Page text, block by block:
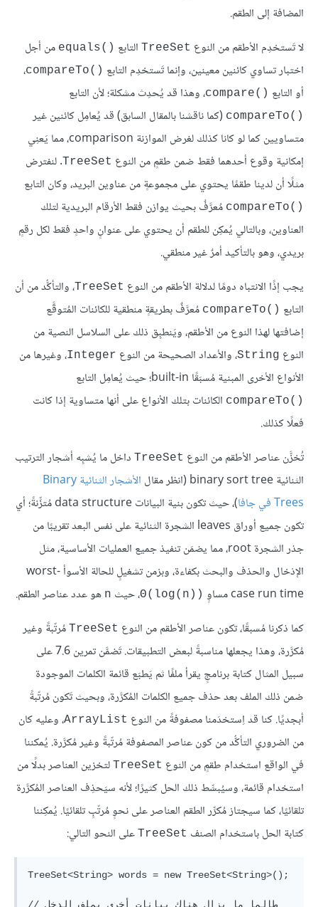
المضافة إلى الطقم.
لا تَستخدِم الأطقم من النوع TreeSet التابع equals()‎ من أجل
اختبار تساوي كائنين معينين، وإنما تَستخدِم التابع compareTo()‎،
أو التابع compare()‎، وهذا قد يُحدِث مشكلة؛ لأن التابع
compareTo()‎ (كما ناقشنا بالمقال السابق) قد يُعامِل كائنين غير
متساويين كما لو كانا كذلك لغرض الموازنة comparison، مما يَعنِي
إمكانية وقوع أحدهما فقط ضمن طقمٍ من النوع TreeSet. لنفترض
مثلًا أن لدينا طقمًا يحتوي على مجموعةٍ من عناوين البريد، وكان التابع
compareTo()‎ مُعرَّفٌ بحيث يوازن فقط الأرقام البريدية لتلك
العناوين، وبالتالي يُمكِن للطقم أن يحتوي على عنوانٍ واحدٍ فقط لكل رقمٍ
بريدي، وهو بالتأكيد أمرٌ غير منطقي.
يجب إذًا الانتباه دومًا لدلالة الأطقم من النوع TreeSet، والتأكُّد من أن
التابع compareTo()‎ مُعرَّفٌ بطريقةٍ منطقية للكائنات المُتوقَّع
إضافتها لهذا النوع من الأطقم، ويَنطبِق ذلك على السلاسل النصية من
النوع String، والأعداد الصحيحة من النوع Integer، وغيرها من
الأنواع الأخرى المبنية مُسبَقًا built-in؛ حيث يُعامِل التابع
compareTo()‎ الكائنات بتلك الأنواع على أنها متساوية إذا كانت
فعلًا كذلك.
تُخزَّن عناصر الأطقم من النوع TreeSet داخل ما يُشبِه أشجار الترتيب
الثنائية binary sort tree (انظر مقال
الأشجار الثنائية Binary
Trees في جافا
)، حيث تكون بنية البيانات data structure مُتزِّنةً؛ أي
تكون جميع أوراق leaves الشجرة الثنائية على نفس البعد تقريبًا من
جذر الشجرة root، مما يضمَن تنفيذ جميع العمليات الأساسية، مثل
الإدْخال والحذف والبحث بكفاءة، وبزمن تشغيلٍ للحالة الأسوأ worst-
case run time مساوٍ
Θ(log(n))‎، حيث n هو عدد عناصر الطقم.
كما ذكرنا مُسبقًا، تكون عناصر الأطقم من النوع TreeSet مُرتّبةً وغير
مُكرَّرة، وهذا يجعلها مناسبةً لبعض التطبيقات. تَضمَّن تمرين 7.6 على
سبيل المثال كتابة برنامجٍ يقرأ ملفًا ثم يَطبَع قائمة الكلمات الموجودة
ضمن ذلك الملف بعد حذف جميع الكلمات المُكرَّرة، وبحيث تَكون مُرتّبةً
أبجديًا. كنا قد اِستخدَمنا مصفوفةً من النوع ArrayList، وعليه كان
من الضروري التأكُّد من كون عناصر المصفوفة مُرتّبةً وغير مُكرَّرة. يُمكننا
في الواقع استخدام طقمٍ من النوع TreeSet لتخزين العناصر بدلًا من
استخدام قائمة، وسيُبسِّط ذلك الحل كثيرًا؛ لأنه سيَحذِف العناصر المُكرَّرة
تلقائيًا، كما سيجتاز مُكرِّر الطقم العناصر على نحوٍ مُرتّبٍ تلقائيًا. يُمكِننا
كتابة الحل باستخدام الصنف TreeSet على النحو التالي:
TreeSet<String> words = new TreeSet<String>();